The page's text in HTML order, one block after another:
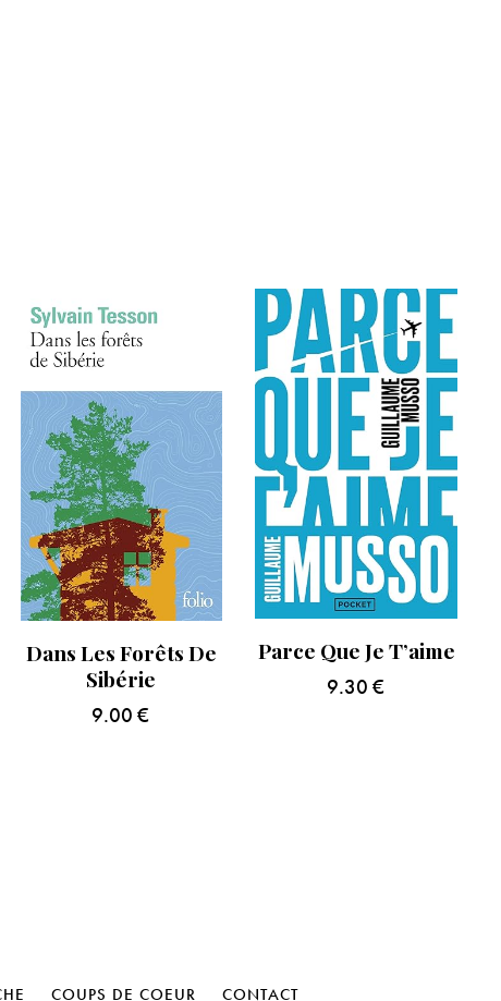
Dans Les Forêts De
Sibérie
9.00 €
Parce Que Je T’aime
9.30 €
COUPS DE COEUR CONTACT